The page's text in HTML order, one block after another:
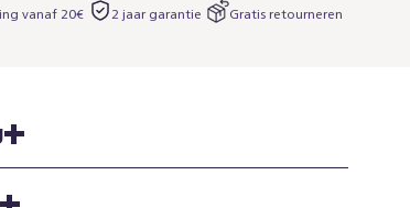
vanaf 20€ 2 jaar garantie​ Gratis retourneren